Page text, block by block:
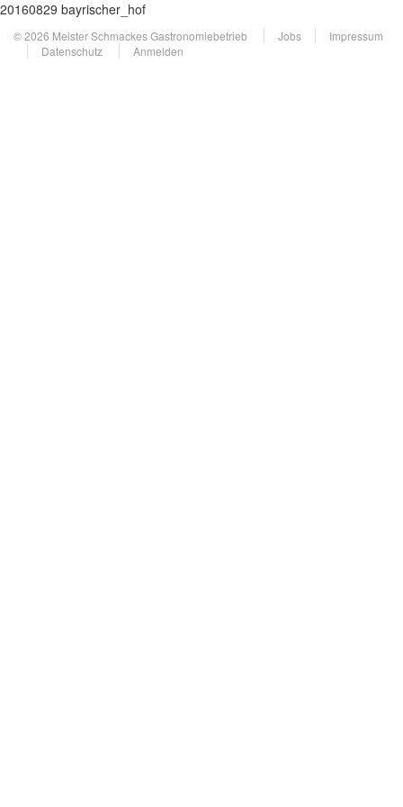
20160829 bayrischer_hof
© 2026 Meister Schmackes Gastronomiebetrieb Jobs
Impressum
Datenschutz
Anmelden